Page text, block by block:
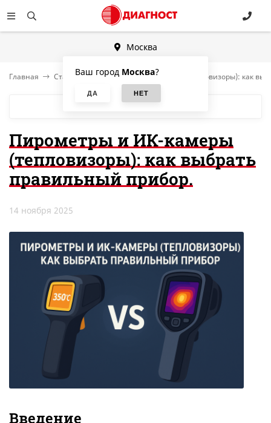
Москва
Ваш город Москва?
Главная Статьи Пирометры и ИК-камеры (тепловизоры): как
Пирометры и ИК-камеры
(тепловизоры): как выбрать
правильный прибор.
14 ноября 2025
Введение